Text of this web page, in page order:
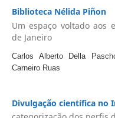
Biblioteca Nélida Piñon
Um espaço voltado aos
de Janeiro
Carlos Alberto Della
Carneiro Ruas
Divulgação científica no